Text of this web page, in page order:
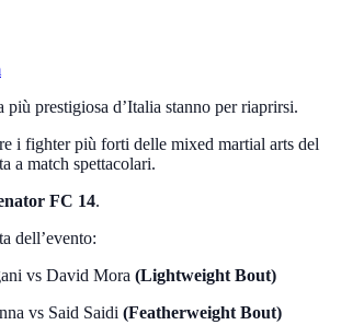
più prestigiosa d’Italia stanno per riaprirsi.
i fighter più forti delle mixed martial arts del
a match spettacolari.
FC 14.
dell’evento:
vs David Mora (Lightweight Bout)
vs Said Saidi (Featherweight Bout)